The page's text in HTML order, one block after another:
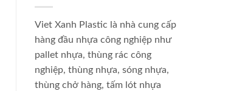
Viet Xanh Plastic là nhà cung cấp
hàng đầu nhựa công nghiệp như
pallet nhựa, thùng rác công
nghiệp, thùng nhựa, sóng nhựa,
thùng chở hàng, tấm lót nhựa